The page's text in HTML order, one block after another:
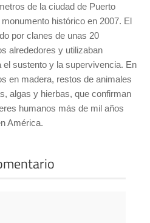
de la ciudad de Puerto
histórico en 2007. El
por clanes de unas 20
alrededores y utilizaban
el sustento y la supervivencia. En
en madera, restos de animales
algas y hierbas, que confirman
humanos más de mil años
América.